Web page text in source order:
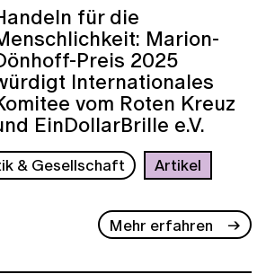
für die
Marion-
Preis 2025
Internationales
vom Roten Kreuz
EinDollarBrille e.V.
& Gesellschaft Artikel
Mehr erfahren